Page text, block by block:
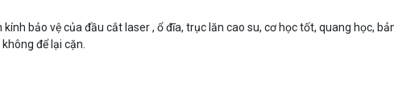
bảo vệ của đầu cắt laser , ổ đĩa, trục lăn cao su, cơ học tốt, quang học,
để lại cặn.